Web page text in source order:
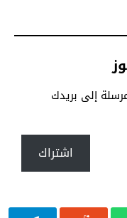
إلى بريدك
اشتراك